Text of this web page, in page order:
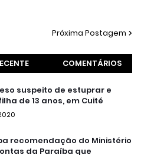
Próxima Postagem
COMENTÁRIOS
suspeito de estuprar e
de 13 anos, em Cuité
recomendação do Ministério
da Paraíba que